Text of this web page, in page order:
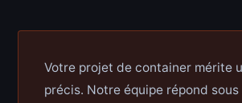
Votre projet de container mérite
précis. Notre équipe répond sous